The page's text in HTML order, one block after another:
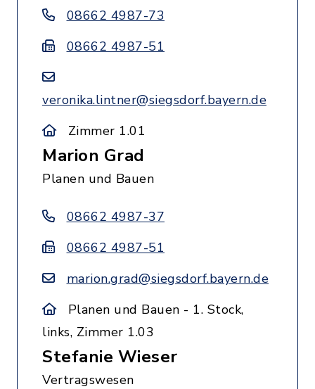
08662 4987-73
08662 4987-51
veronika.lintner@siegsdorf.bayern.de
Zimmer 1.01
Marion Grad
Planen und Bauen
08662 4987-37
08662 4987-51
marion.grad@siegsdorf.bayern.de
Planen und Bauen - 1. Stock,
links, Zimmer 1.03
Stefanie Wieser
Vertragswesen